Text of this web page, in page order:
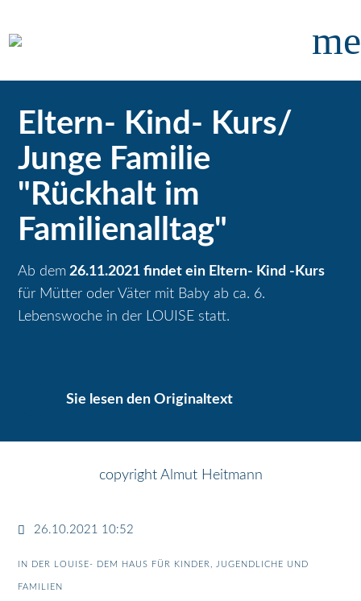
Eltern- Kind- Kurs/
Junge Familie
"Rückhalt im
Familienalltag"
Ab dem 26.11.2021 findet ein Eltern- Kind -Kurs
für Mütter oder Väter mit Baby ab ca. 6.
Lebenswoche in der LOUISE statt.
Sie lesen den Originaltext
copyright Almut Heitmann
26.10.2021 10:52
IN DER LOUISE- DEM HAUS FÜR KINDER, JUGENDLICHE UND
FAMILIEN